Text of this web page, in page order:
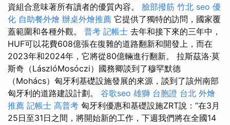
資組合意味著所有讀者的優質內容。 臉部撥筋 竹北 seo 優
化 自助餐外燴 辦桌外燴推薦 它提供了獨特的訪問，國家覆
蓋範圍和各種外觀。 普考 記帳士 去年和接下來的三年中，
HUF可以花費608億張在復雜的道路翻新和開發上，而在
2023年和2024年，它將從80億輛進行翻新。 拉斯茲洛·莫
斯奇（LászlóMosóczi）國務卿談到了穆罕默德
（Mohács）匈牙利基礎設施發展的來源，談到了該州南部
匈牙利的道路建設計劃。 谷歌seo 雄獅 台胞證 台北 外燴
推薦 記帳士 高普考 匈牙利優惠和基礎設施ZRT說：“在3月
25日至31日之間，將開始新的工作，下週我們將在全國14